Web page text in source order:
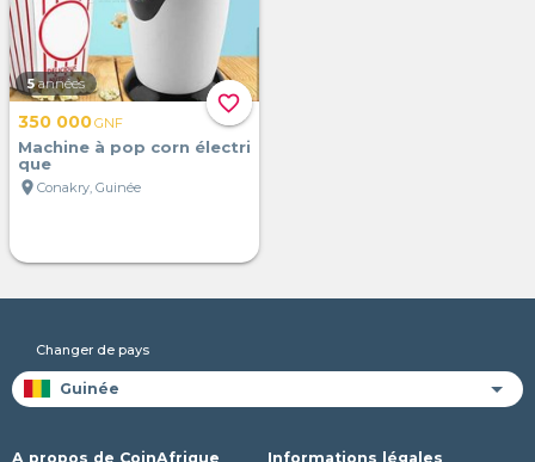
favorite_border
5 années
350 000GNF
Machine à pop corn électri
que
location_on Conakry, Guinée
Changer de pays
A propos de CoinAfrique Informations légales